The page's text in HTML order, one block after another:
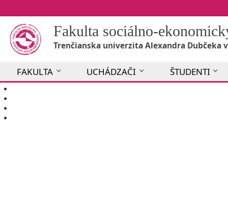
Fakulta sociálno-
Trenčianska univerzita Alexandra Dubčeka
FAKULTA UCHÁDZAČI ŠTUDENTI